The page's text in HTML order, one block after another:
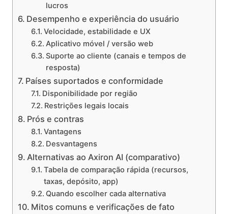
lucros
Desempenho e experiência do usuário
Velocidade, estabilidade e UX
Aplicativo móvel / versão web
Suporte ao cliente (canais e tempos de
resposta)
Países suportados e conformidade
Disponibilidade por região
Restrições legais locais
Prós e contras
Vantagens
Desvantagens
Alternativas ao Axiron AI (comparativo)
Tabela de comparação rápida (recursos,
taxas, depósito, app)
Quando escolher cada alternativa
Mitos comuns e verificações de fato